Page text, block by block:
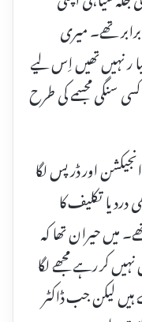
تھے۔ میری
ر نہیں تھیں اِس لیے
سنگی مجسمے کی طرح
اور ڈرپس لگا
یا تکلیف کا
میں حیران تھا کہ
کر رہے مجھے لگا
لیکن جب ڈاکٹر